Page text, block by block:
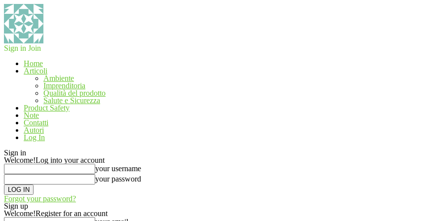
Sign in Join
Home
Articoli
Ambiente
Imprenditoria
Qualità del prodotto
Salute e Sicurezza
Product Safety
Note
Contatti
Autori
Log In
Sign in
Welcome!Log into your account
your username
your password
Forgot your password?
Sign up
Welcome!Register for an account